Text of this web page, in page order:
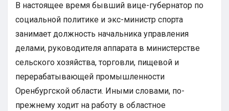
В настоящее время бывший вице-губернатор по
социальной политике и экс-министр спорта
занимает должность начальника управления
делами, руководителя аппарата в министерстве
сельского хозяйства, торговли, пищевой и
перерабатывающей промышленности
Оренбургской области. Иными словами, по-
прежнему ходит на работу в областное